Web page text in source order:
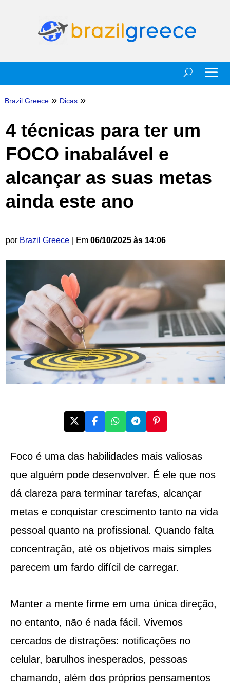
Brazil Greece » Dicas »
4 técnicas para ter um
FOCO inabalável e
alcançar as suas metas
ainda este ano
por Brazil Greece | Em 06/10/2025 às 14:06
Foco é uma das habilidades mais valiosas
que alguém pode desenvolver. É ele que nos
dá clareza para terminar tarefas, alcançar
metas e conquistar crescimento tanto na vida
pessoal quanto na profissional. Quando falta
concentração, até os objetivos mais simples
parecem um fardo difícil de carregar.
Manter a mente firme em uma única direção,
no entanto, não é nada fácil. Vivemos
cercados de distrações: notificações no
celular, barulhos inesperados, pessoas
chamando, além dos próprios pensamentos